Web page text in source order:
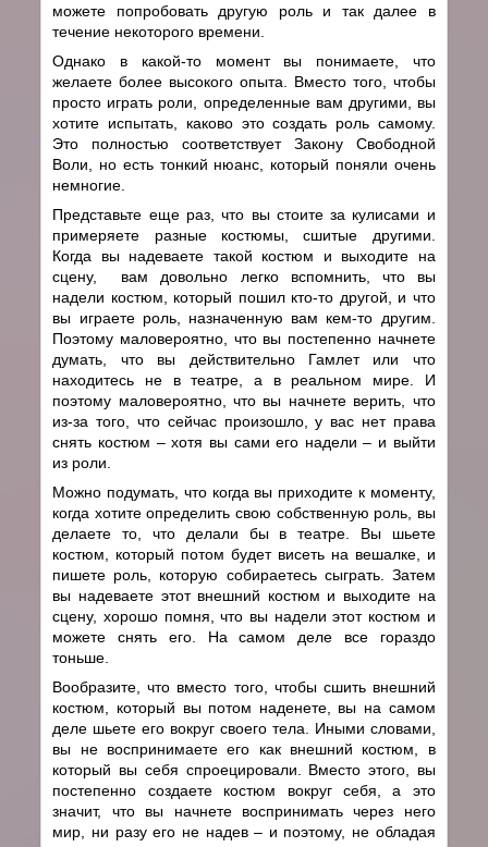
можете попробовать другую роль и так далее в
течение некоторого времени.
Однако в какой-то момент вы понимаете, что
желаете более высокого опыта. Вместо того, чтобы
просто играть роли, определенные вам другими, вы
хотите испытать, каково это создать роль самому.
Это полностью соответствует Закону Свободной
Воли, но есть тонкий нюанс, который поняли очень
немногие.
Представьте еще раз, что вы стоите за кулисами и
примеряете разные костюмы, сшитые другими.
Когда вы надеваете такой костюм и выходите на
сцену, вам довольно легко вспомнить, что вы
надели костюм, который пошил кто-то другой, и что
вы играете роль, назначенную вам кем-то другим.
Поэтому маловероятно, что вы постепенно начнете
думать, что вы действительно Гамлет или что
находитесь не в театре, а в реальном мире. И
поэтому маловероятно, что вы начнете верить, что
из-за того, что сейчас произошло, у вас нет права
снять костюм – хотя вы сами его надели – и выйти
из роли.
Можно подумать, что когда вы приходите к моменту,
когда хотите определить свою собственную роль, вы
делаете то, что делали бы в театре. Вы шьете
костюм, который потом будет висеть на вешалке, и
пишете роль, которую собираетесь сыграть. Затем
вы надеваете этот внешний костюм и выходите на
сцену, хорошо помня, что вы надели этот костюм и
можете снять его. На самом деле все гораздо
тоньше.
Вообразите, что вместо того, чтобы сшить внешний
костюм, который вы потом наденете, вы на самом
деле шьете его вокруг своего тела. Иными словами,
вы не воспринимаете его как внешний костюм, в
который вы себя спроецировали. Вместо этого, вы
постепенно создаете костюм вокруг себя, а это
значит, что вы начнете воспринимать через него
мир, ни разу его не надев – и поэтому, не обладая